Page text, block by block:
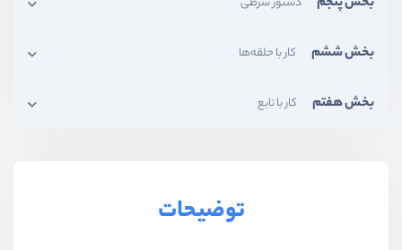
بخش ششم کار با حلقه‌ها
بخش هفتم کار با تابع
توضیحات